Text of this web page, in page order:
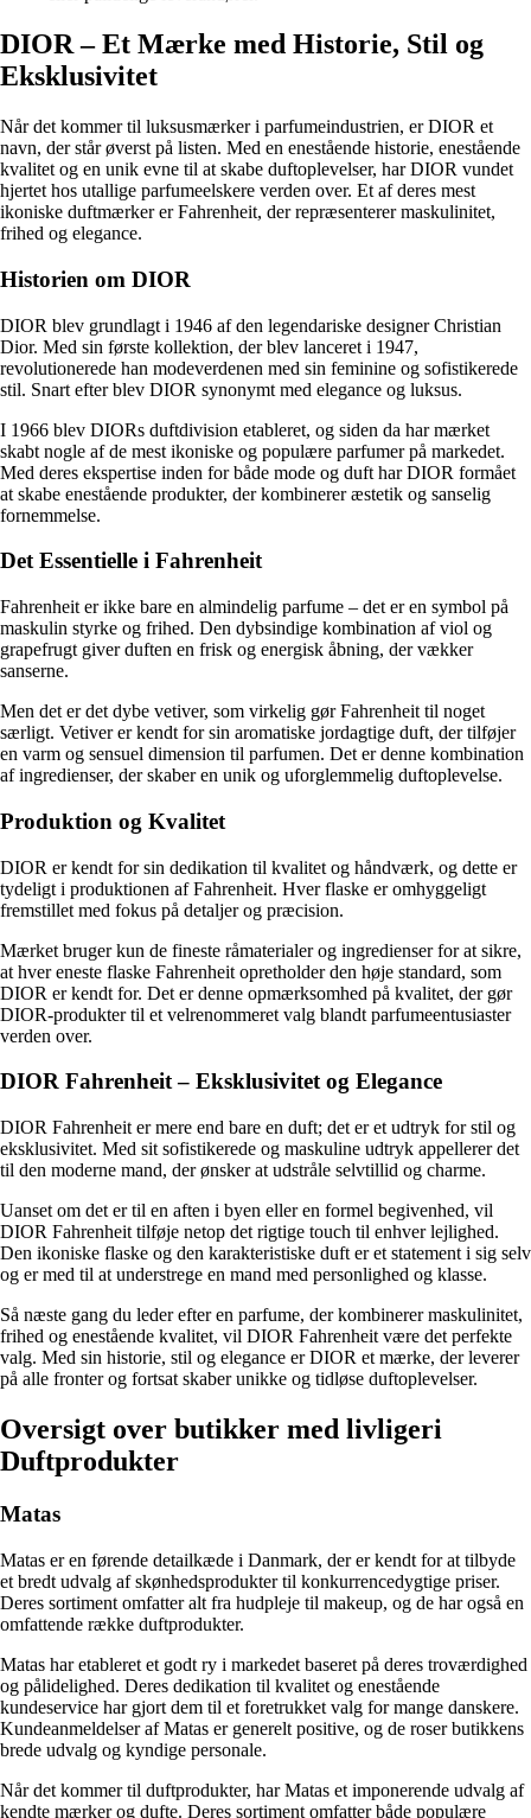
DIOR – Et Mærke med Historie, Stil og
Eksklusivitet
Når det kommer til luksusmærker i parfumeindustrien, er DIOR et
navn, der står øverst på listen. Med en enestående historie, enestående
kvalitet og en unik evne til at skabe duftoplevelser, har DIOR vundet
hjertet hos utallige parfumeelskere verden over. Et af deres mest
ikoniske duftmærker er Fahrenheit, der repræsenterer maskulinitet,
frihed og elegance.
Historien om DIOR
DIOR blev grundlagt i 1946 af den legendariske designer Christian
Dior. Med sin første kollektion, der blev lanceret i 1947,
revolutionerede han modeverdenen med sin feminine og sofistikerede
stil. Snart efter blev DIOR synonymt med elegance og luksus.
I 1966 blev DIORs duftdivision etableret, og siden da har mærket
skabt nogle af de mest ikoniske og populære parfumer på markedet.
Med deres ekspertise inden for både mode og duft har DIOR formået
at skabe enestående produkter, der kombinerer æstetik og sanselig
fornemmelse.
Det Essentielle i Fahrenheit
Fahrenheit er ikke bare en almindelig parfume – det er en symbol på
maskulin styrke og frihed. Den dybsindige kombination af viol og
grapefrugt giver duften en frisk og energisk åbning, der vækker
sanserne.
Men det er det dybe vetiver, som virkelig gør Fahrenheit til noget
særligt. Vetiver er kendt for sin aromatiske jordagtige duft, der tilføjer
en varm og sensuel dimension til parfumen. Det er denne kombination
af ingredienser, der skaber en unik og uforglemmelig duftoplevelse.
Produktion og Kvalitet
DIOR er kendt for sin dedikation til kvalitet og håndværk, og dette er
tydeligt i produktionen af Fahrenheit. Hver flaske er omhyggeligt
fremstillet med fokus på detaljer og præcision.
Mærket bruger kun de fineste råmaterialer og ingredienser for at sikre,
at hver eneste flaske Fahrenheit opretholder den høje standard, som
DIOR er kendt for. Det er denne opmærksomhed på kvalitet, der gør
DIOR-produkter til et velrenommeret valg blandt parfumeentusiaster
verden over.
DIOR Fahrenheit – Eksklusivitet og Elegance
DIOR Fahrenheit er mere end bare en duft; det er et udtryk for stil og
eksklusivitet. Med sit sofistikerede og maskuline udtryk appellerer det
til den moderne mand, der ønsker at udstråle selvtillid og charme.
Uanset om det er til en aften i byen eller en formel begivenhed, vil
DIOR Fahrenheit tilføje netop det rigtige touch til enhver lejlighed.
Den ikoniske flaske og den karakteristiske duft er et statement i sig selv
og er med til at understrege en mand med personlighed og klasse.
Så næste gang du leder efter en parfume, der kombinerer maskulinitet,
frihed og enestående kvalitet, vil DIOR Fahrenheit være det perfekte
valg. Med sin historie, stil og elegance er DIOR et mærke, der leverer
på alle fronter og fortsat skaber unikke og tidløse duftoplevelser.
Oversigt over butikker med livligeri
Duftprodukter
Matas
Matas er en førende detailkæde i Danmark, der er kendt for at tilbyde
et bredt udvalg af skønhedsprodukter til konkurrencedygtige priser.
Deres sortiment omfatter alt fra hudpleje til makeup, og de har også en
omfattende række duftprodukter.
Matas har etableret et godt ry i markedet baseret på deres troværdighed
og pålidelighed. Deres dedikation til kvalitet og enestående
kundeservice har gjort dem til et foretrukket valg for mange danskere.
Kundeanmeldelser af Matas er generelt positive, og de roser butikkens
brede udvalg og kyndige personale.
Når det kommer til duftprodukter, har Matas et imponerende udvalg af
kendte mærker og dufte. Deres sortiment omfatter både populære